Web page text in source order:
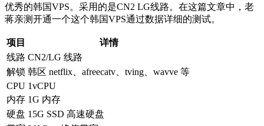
优秀的韩国VPS。采用的是CN2 LG线路。在这篇文章中，老
蒋亲测开通一个这个韩国VPS通过数据详细的测试。
项目
详情
线路 CN2/LG 线路
解锁 韩区 netflix、afreecatv、tving、wavve 等
CPU 1vCPU
内存 1G 内存
硬盘 15G SSD 高速硬盘